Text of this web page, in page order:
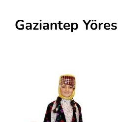
Gaziantep